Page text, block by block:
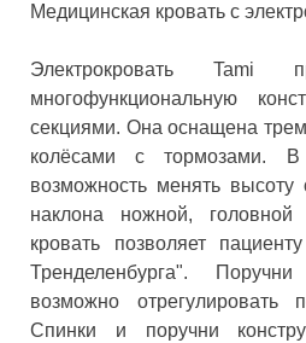
Медицинская кровать с
Электрокровать Tami
многофункциональную
секциями. Она оснащена
колёсами с тормозами. В
возможность менять
наклона ножной,
кровать позволяет
Тренделенбурга".
возможно отрегулировать
Спинки и поручни